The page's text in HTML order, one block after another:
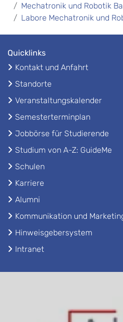
Mechatronik und Robotik
Labore Mechatronik und
Quicklinks
Kontakt und Anfahrt
Standorte
Veranstaltungskalender
Semesterterminplan
Jobbörse für Studierende
Studium von A-Z: GuideMe
Schulen
Karriere
Alumni
Kommunikation und
Hinweisgebersystem
Intranet